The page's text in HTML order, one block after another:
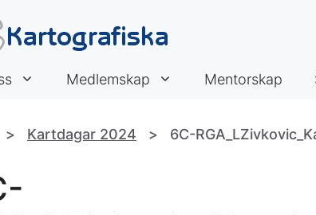
Medlemskap Mentorskap
> Kartdagar 2024 > 6C-